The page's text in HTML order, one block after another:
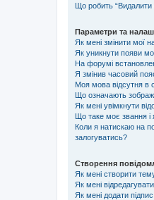
Що робить
Параметри та
Як мені змінити мої
Як уникнути появи
На форумі
Я змінив часовий
Моя мова відсутня в
Що означають
Як мені увімкнути
Що таке моє звання і
Коли я натискаю на
залогуватись?
Створення
Як мені створити
Як мені
Як мені додати